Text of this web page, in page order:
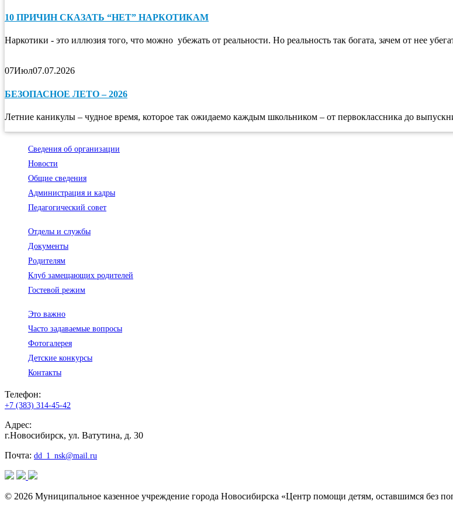
10 ПРИЧИН СКАЗАТЬ “НЕТ” НАРКОТИКАМ
Наркотики - это иллюзия того, что можно убежать от реальности. Но реальность так богата, зачем от нее
07Июл07.07.2026
БЕЗОПАСНОЕ ЛЕТО – 2026
Летние каникулы – чудное время, которое так ожидаемо каждым школьником – от первоклассника до
Сведения об организации
Новости
Общие сведения
Администрация и кадры
Педагогический совет
Отделы и службы
Документы
Родителям
Клуб замещающих родителей
Гостевой режим
Это важно
Часто задаваемые вопросы
Фотогалерея
Детские конкурсы
Контакты
Телефон:
+7 (383) 314-45-42
Адрес:
г.Новосибирск, ул. Ватутина, д. 30
Почта: dd_1_nsk@mail.ru
© 2026 Муниципальное казенное учреждение города Новосибирска «Центр помощи детям, оставшимся без